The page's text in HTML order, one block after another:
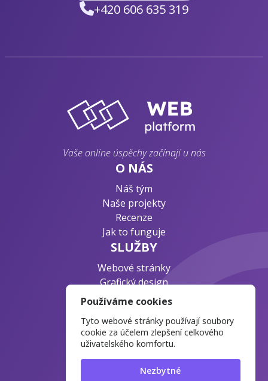
+420 606 635 319
Vaše online úspěchy začínají u nás
O NÁS
Náš tým
Naše projekty
Recenze
Jak to funguje
SLUŽBY
Webové stránky
Grafický design
Byznys konzultace
Ochrana osobních údajů
Časté otázky
Blog o webdesignu
Používáme cookies
Tyto webové stránky používají soubory
cookie za účelem zlepšení celkového
uživatelského komfortu.
Nezbytné